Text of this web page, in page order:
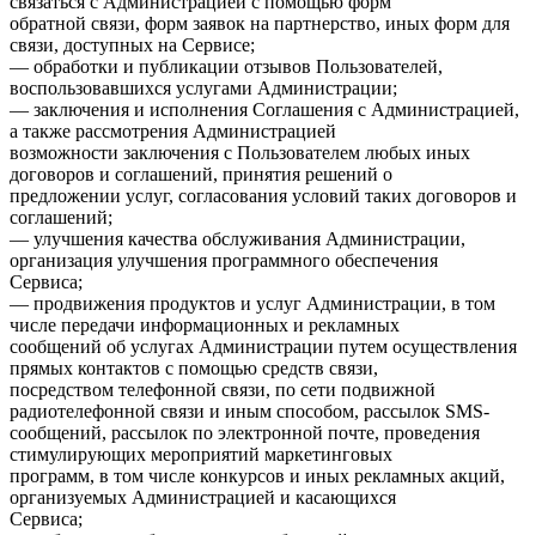
обратной связи, форм заявок на партнерство, иных форм для
связи, доступных на Сервисе;
— обработки и публикации отзывов Пользователей,
воспользовавшихся услугами Администрации;
— заключения и исполнения Соглашения с Администрацией,
а также рассмотрения Администрацией
возможности заключения с Пользователем любых иных
договоров и соглашений, принятия решений о
предложении услуг, согласования условий таких договоров и
соглашений;
— улучшения качества обслуживания Администрации,
организация улучшения программного обеспечения
Сервиса;
— продвижения продуктов и услуг Администрации, в том
числе передачи информационных и рекламных
сообщений об услугах Администрации путем осуществления
прямых контактов с помощью средств связи,
посредством телефонной связи, по сети подвижной
радиотелефонной связи и иным способом, рассылок SMS-
сообщений, рассылок по электронной почте, проведения
стимулирующих мероприятий маркетинговых
программ, в том числе конкурсов и иных рекламных акций,
организуемых Администрацией и касающихся
Сервиса;